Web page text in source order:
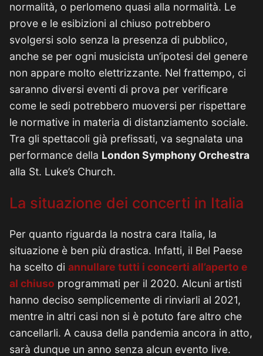
normalità, o perlomeno quasi alla normalità. Le
prove e le esibizioni al chiuso potrebbero
svolgersi solo senza la presenza di pubblico,
anche se per ogni musicista un’ipotesi del genere
non appare molto elettrizzante. Nel frattempo, ci
saranno diversi eventi di prova per verificare
come le sedi potrebbero muoversi per rispettare
le normative in materia di distanziamento sociale.
Tra gli spettacoli già prefissati, va segnalata una
performance della London Symphony Orchestra
alla St. Luke’s Church.
La situazione dei concerti in Italia
Per quanto riguarda la nostra cara Italia, la
situazione è ben più drastica. Infatti, il Bel Paese
ha scelto di annullare tutti i concerti all’aperto e
al chiuso programmati per il 2020. Alcuni artisti
hanno deciso semplicemente di rinviarli al 2021,
mentre in altri casi non si è potuto fare altro che
cancellarli. A causa della pandemia ancora in atto,
sarà dunque un anno senza alcun evento live.